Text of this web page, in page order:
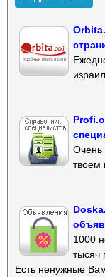
Очень
твоем
1000
тысяч
Есть ненужные